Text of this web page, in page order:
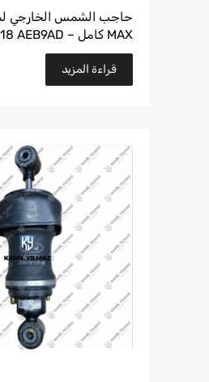
MAX كامل – JC46 E04118 AEB9AD
قراءة المزيد